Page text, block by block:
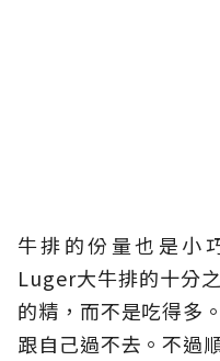
牛排的份量也是小
Luger大牛排的十分
的精，而不是吃得多
跟自己過不去。不過